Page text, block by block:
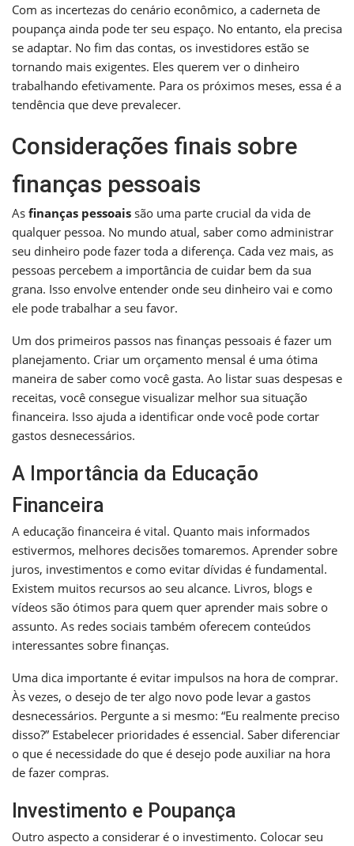
Com as incertezas do cenário econômico, a caderneta de
poupança ainda pode ter seu espaço. No entanto, ela precisa
se adaptar. No fim das contas, os investidores estão se
tornando mais exigentes. Eles querem ver o dinheiro
trabalhando efetivamente. Para os próximos meses, essa é a
tendência que deve prevalecer.
Considerações finais sobre
finanças pessoais
As finanças pessoais são uma parte crucial da vida de
qualquer pessoa. No mundo atual, saber como administrar
seu dinheiro pode fazer toda a diferença. Cada vez mais, as
pessoas percebem a importância de cuidar bem da sua
grana. Isso envolve entender onde seu dinheiro vai e como
ele pode trabalhar a seu favor.
Um dos primeiros passos nas finanças pessoais é fazer um
planejamento. Criar um orçamento mensal é uma ótima
maneira de saber como você gasta. Ao listar suas despesas e
receitas, você consegue visualizar melhor sua situação
financeira. Isso ajuda a identificar onde você pode cortar
gastos desnecessários.
A Importância da Educação
Financeira
A educação financeira é vital. Quanto mais informados
estivermos, melhores decisões tomaremos. Aprender sobre
juros, investimentos e como evitar dívidas é fundamental.
Existem muitos recursos ao seu alcance. Livros, blogs e
vídeos são ótimos para quem quer aprender mais sobre o
assunto. As redes sociais também oferecem conteúdos
interessantes sobre finanças.
Uma dica importante é evitar impulsos na hora de comprar.
Às vezes, o desejo de ter algo novo pode levar a gastos
desnecessários. Pergunte a si mesmo: “Eu realmente preciso
disso?” Estabelecer prioridades é essencial. Saber diferenciar
o que é necessidade do que é desejo pode auxiliar na hora
de fazer compras.
Investimento e Poupança
Outro aspecto a considerar é o investimento. Colocar seu